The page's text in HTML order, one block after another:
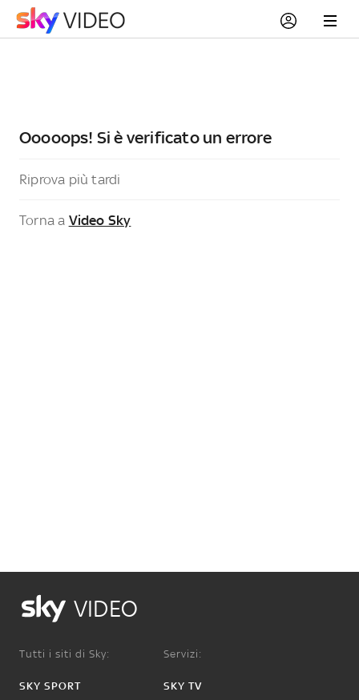
Ooooops! Si è verificato un errore
Riprova più tardi
Torna a Video Sky
VIDEO
Tutti i siti di Sky:
SKY SPORT
Servizi:
SKY TV